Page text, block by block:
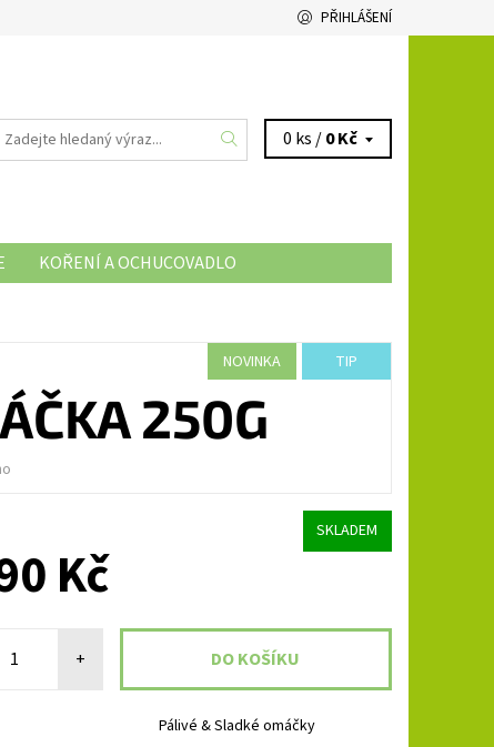
PŘIHLÁŠENÍ
0 ks /0 Kč
KOŘENÍ A OCHUCOVADLO
NOVINKA TIP
250G
SKLADEM
Kč
+
Pálivé & Sladké omáčky